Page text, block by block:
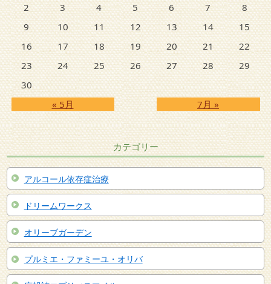
« 5月 7月 »
2
3 4 5 6 7
8
9
10 11 12 13 14
15
16
17 18 19 20 21
22
23
24 25 26 27 28
29
30
カテゴリー
アルコール依存症治療
ドリームワークス
オリーブガーデン
プルミエ・ファミーユ・オリバ